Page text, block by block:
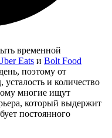
временной
Eats и Bolt Food
поэтому от
и количество
многие ищут
который выдержит
постоянного